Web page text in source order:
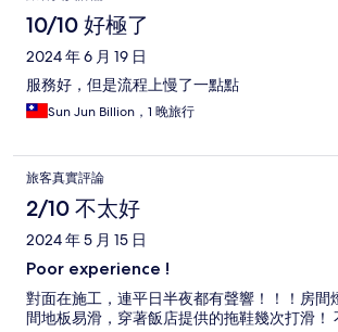
10/10 好極了
2024 年 6 月 19 日
服務好，但是流程上慢了一點點
Sun Jun Billion，1 晚旅行
旅客真實評論
2/10 不太好
2024 年 5 月 15 日
Poor experience !
對面在施工，連平日半夜都有聲響！！！房間
間地板易滑，穿著飯店提供的拖鞋幾次打滑！